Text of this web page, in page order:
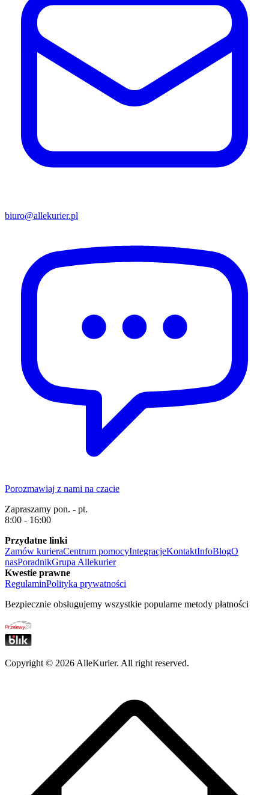
biuro@allekurier.pl
Porozmawiaj z nami na czacie
Zapraszamy pon. - pt.
8:00 - 16:00
Przydatne linki
Zamów kurieraCentrum pomocyIntegracjeKontaktInfoBlogO
nasPoradnikGrupa Allekurier
Kwestie prawne
RegulaminPolityka prywatności
Bezpiecznie obsługujemy wszystkie popularne metody płatności
Copyright © 2026 AlleKurier. All right reserved.